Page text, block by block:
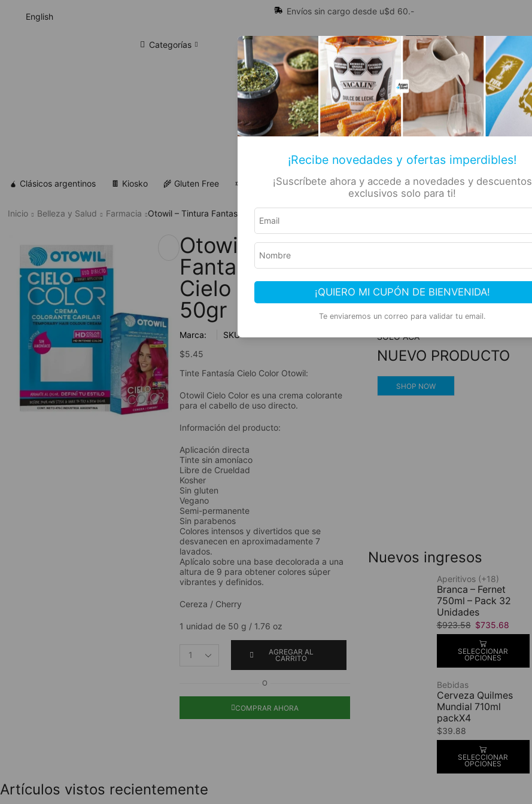
¡Recibe novedades y ofertas imperdibles!
¡Suscríbete ahora y accede a novedades y descuentos
exclusivos solo para ti!
¡QUIERO MI CUPÓN DE BIENVENIDA!
Te enviaremos un correo para validar tu email.
English
Envíos sin cargo desde u$d 60.-
Categorías 🔥 Alfajores y Golosinas
🧉 Clásicos argentinos 🍫 Kiosko 🌾 Gluten Free ✡ Koshers 📚 Libros 🏷️ Todas las categorías
Inicio Belleza y Salud Farmacia Otowil – Tintura Fantasía Capilar Cielo Cereza 50gr
Otowil – Tintura
Fantasía Capilar
Cielo Cereza
50gr
Marca:
SKU:
$5.45
Tinte Fantasía Cielo Color Otowil:
Otowil Cielo Color es una crema colorante
para el cabello de uso directo.
Información del producto:
Aplicación directa
Tinte sin amoníaco
Libre de Crueldad
Kosher
Sin gluten
Vegano
Semi-permanente
Sin parabenos
Colores intensos y divertidos que se
desvanecen en aproximadamente 7
lavados.
Aplícalo sobre una base decolorada a una
altura de 9 para obtener colores súper
vibrantes y definidos.
Cereza / Cherry
1 unidad de 50 g / 1.76 oz
AGREGAR AL
CARRITO
O
COMPRAR AHORA
Compra segura
Experiencia de compra garantizada
SOLO ACÁ
NUEVO PRODUCTO
SHOP NOW
Nuevos ingresos
Aperitivos (+18)
Branca – Fernet
750ml – Pack 32
Unidades
$923.58 $735.68
SELECCIONAR
OPCIONES
Bebidas
Cerveza Quilmes
Mundial 710ml
packX4
$39.88
SELECCIONAR
OPCIONES
Artículos vistos recientemente